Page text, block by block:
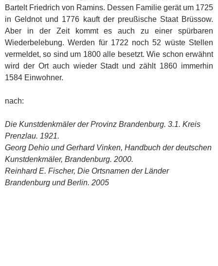
Bartelt Friedrich von Ramins. Dessen Familie gerät um 1725
in Geldnot und 1776 kauft der preußische Staat Brüssow.
Aber in der Zeit kommt es auch zu einer spürbaren
Wiederbelebung. Werden für 1722 noch 52 wüste Stellen
vermeldet, so sind um 1800 alle besetzt. Wie schon erwähnt
wird der Ort auch wieder Stadt und zählt 1860 immerhin
1584 Einwohner.
nach:
Die Kunstdenkmäler der Provinz Brandenburg. 3.1. Kreis
Prenzlau. 1921.
Georg Dehio und Gerhard Vinken, Handbuch der deutschen
Kunstdenkmäler, Brandenburg. 2000.
Reinhard E. Fischer, Die Ortsnamen der Länder
Brandenburg und Berlin. 2005